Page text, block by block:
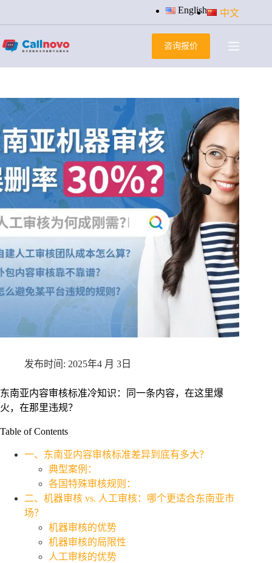
过
容
English 中文
咨询报价
2025年4 月 3日
东南亚内容审核标准冷知识：同一条内容，在这里爆
火，在那里违规？
Table of Contents
一、东南亚内容审核标准差异到底有多大？
典型案例：
各国特殊审核规则：
二、机器审核 vs. 人工审核：哪个更适合东南亚市
场？
机器审核的优势
机器审核的局限性
人工审核的优势